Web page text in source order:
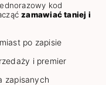
kod
zamawiać taniej i
po zapisie
i premier
zapisanych